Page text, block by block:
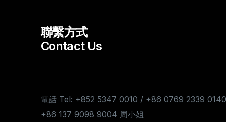
聯繫方式
Contact Us
電話 Tel: +852 5347 0010 / +86 0769 2339 0140
+86 137 9098 9004 周小姐